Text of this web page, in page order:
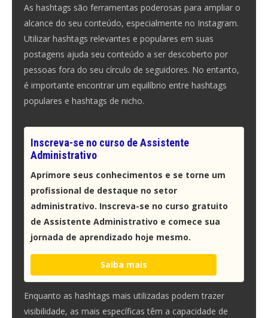
As hashtags são ferramentas poderosas para ampliar o
alcance do seu conteúdo, especialmente no Instagram.
Utilizar hashtags relevantes e populares em suas
postagens ajuda seu conteúdo a ser descoberto por
pessoas fora do seu círculo de seguidores. No entanto,
é importante encontrar um equilíbrio entre hashtags
populares e hashtags de nicho.
Inscreva-se no curso de Assistente
Administrativo
Aprimore seus conhecimentos e se torne um
profissional de destaque no setor
administrativo. Inscreva-se no curso gratuito
de Assistente Administrativo e comece sua
jornada de aprendizado hoje mesmo.
Saiba mais
Enquanto as hashtags mais utilizadas podem trazer
visibilidade, as mais específicas têm a capacidade de